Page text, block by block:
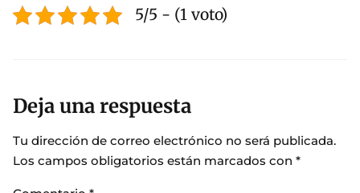
5/5 - (1 voto)
Deja una respuesta
Tu dirección de correo electrónico no será publicada.
Los campos obligatorios están marcados con *